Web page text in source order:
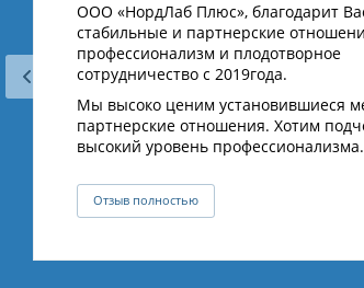
ООО «НордЛаб Плюс», благодарит
стабильные и партнерские
профессионализм и плодотворное
сотрудничество с 2019года.
Мы высоко ценим установившиеся
партнерские отношения. Хотим
высокий уровень
Отзыв полностью